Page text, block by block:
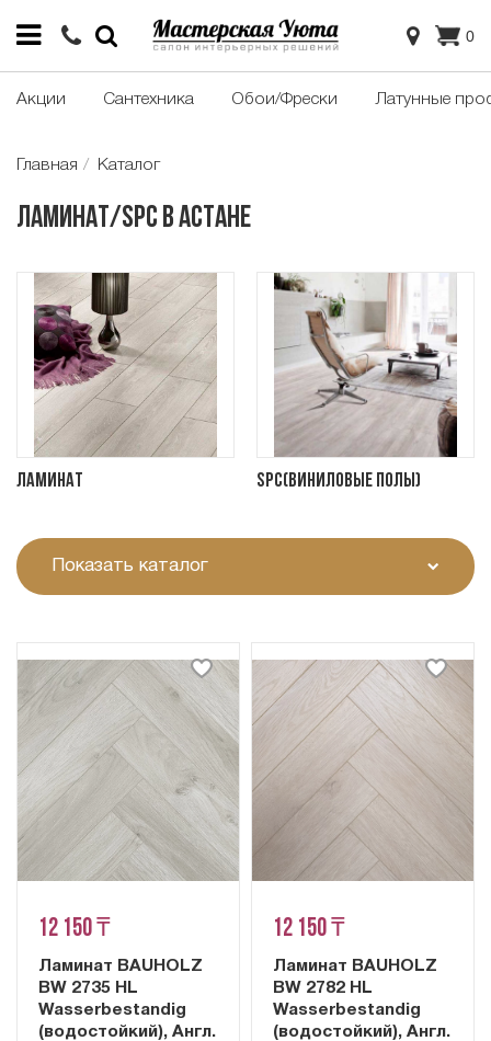
0
Акции Сантехника Обои/Фрески Латунные
Главная Каталог
Ламинат/SPC в Астане
Ламинат SPC(Виниловые полы)
Показать каталог
12 150 ₸
Ламинат BAUHOLZ
BW 2735 HL
Wasserbestandig
(водостойкий), Англ.
12 150 ₸
Ламинат BAUHOLZ
BW 2782 HL
Wasserbestandig
(водостойкий), Англ.